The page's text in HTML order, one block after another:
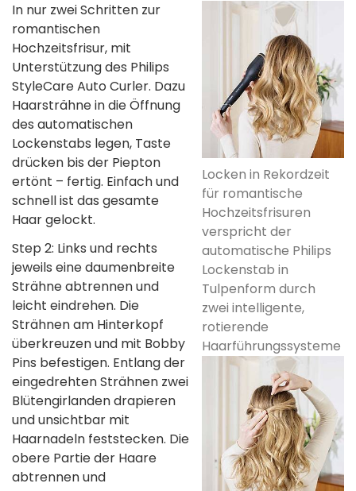
Locken in Rekordzeit
für romantische
Hochzeitsfrisuren
verspricht der
automatische Philips
Lockenstab in
Tulpenform durch
zwei intelligente,
rotierende
Haarführungssysteme
In nur zwei Schritten zur
romantischen
Hochzeitsfrisur, mit
Unterstützung des Philips
StyleCare Auto Curler. Dazu
Haarsträhne in die Öffnung
des automatischen
Lockenstabs legen, Taste
drücken bis der Piepton
ertönt – fertig. Einfach und
schnell ist das gesamte
Haar gelockt.
Step 2: Links und rechts
jeweils eine daumenbreite
Strähne abtrennen und
leicht eindrehen. Die
Strähnen am Hinterkopf
überkreuzen und mit Bobby
Pins befestigen. Entlang der
eingedrehten Strähnen zwei
Blütengirlanden drapieren
und unsichtbar mit
Haarnadeln feststecken. Die
obere Partie der Haare
abtrennen und